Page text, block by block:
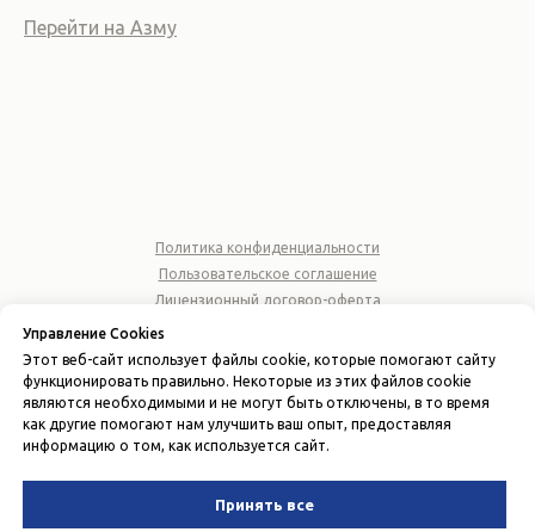
Перейти на Азму
Политика конфиденциальности
Пользовательское соглашение
Лицензионный договор-оферта
ИНН 310677164
Вернуться наверх
Управление Cookies
Этот веб-сайт использует файлы cookie, которые помогают сайту
функционировать правильно. Некоторые из этих файлов cookie
являются необходимыми и не могут быть отключены, в то время
как другие помогают нам улучшить ваш опыт, предоставляя
информацию о том, как используется сайт.
Принять все